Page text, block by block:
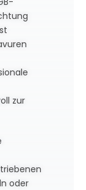
zur
oder